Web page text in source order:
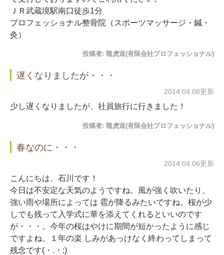
ＪＲ武蔵境駅南口徒歩1分
プロフェッショナル整骨院（スポーツマッサージ・鍼・
灸）
投稿者: 龍虎道(有限会社プロフェッショナル)
遅くなりましたが・・・
2014.04.08更新
少し遅くなりましたが、社員旅行に行きました！
投稿者: 龍虎道(有限会社プロフェッショナル)
春なのに・・・
2014.04.06更新
こんにちは、石川です！
今日は不安定な天気のようですね。風が強く吹いたり、
強い雨や場所によっては 雹が降るみたいですね。桜が少
しでも残って入学式に華を添えてくれるといいのです
が・・・。今年の桜はやけに期間が短かったように感じ
ですよね。１年の楽 しみがあっけなく終わってしまって
残念です(・.・;)